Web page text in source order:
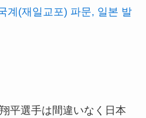
계(재일교포) 파문, 일본 발
平選手は間違いなく日本